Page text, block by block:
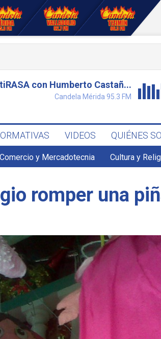
con Humberto Castañ...
Candela Mérida 95.3 FM
VIDEOS QUIÉNES
Comercio y Mercadotecnia Cultura y
romper una